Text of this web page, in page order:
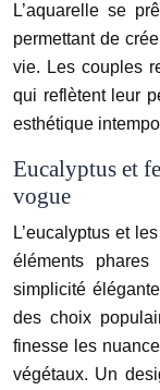
L’aquarelle se
permettant de
vie. Les couples
qui reflètent leur
esthétique
Eucalyptus et
vogue
L’eucalyptus et
éléments
simplicité
des choix
finesse les
végétaux. Un